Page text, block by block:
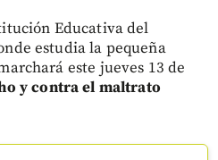
Educativa del
estudia la pequeña
este jueves 13 de
y contra el maltrato